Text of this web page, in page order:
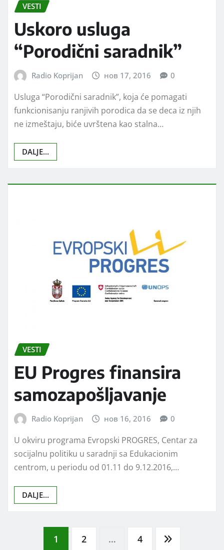
VESTI
Uskoro usluga
“Porodični saradnik”
Radio Koprijan нов 17, 2016 0
Usluga “Porodični saradnik”, koja će pomagati
funkcionisanju ranjivih porodica da se deca iz njih
ne izmeštaju, biće uvrštena kao stalna…
DALJE...
VESTI
EU Progres finansira
samozapošljavanje
Radio Koprijan нов 16, 2016 0
U okviru programa Evropski PROGRES, Centar za
socijalnu politiku u saradnji sa Edukacionim
centrom, u periodu od 01.11 do 9.12.2016,…
DALJE...
Posts
1 2 … 4